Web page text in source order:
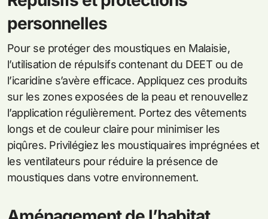
personnelles
Pour se protéger des moustiques en Malaisie,
l’utilisation de répulsifs contenant du DEET ou de
l’icaridine s’avère efficace. Appliquez ces produits
sur les zones exposées de la peau et renouvellez
l’application régulièrement. Portez des vêtements
longs et de couleur claire pour minimiser les
piqûres. Privilégiez les moustiquaires imprégnées et
les ventilateurs pour réduire la présence de
moustiques dans votre environnement.